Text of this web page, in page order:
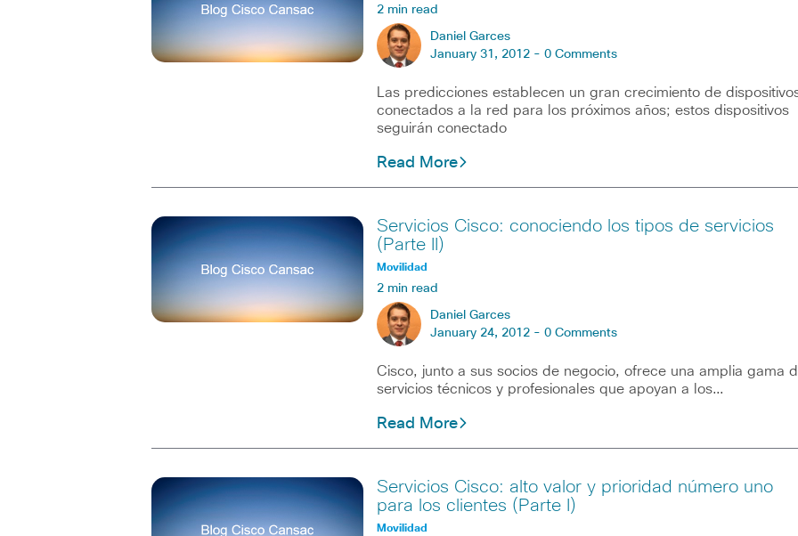
2 min read
Daniel Garces
January 31, 2012 - 0 Comments
Las predicciones establecen un gran crecimiento de
conectados a la red para los próximos años; estos dispositivos
seguirán conectado
Read More
Servicios Cisco: conociendo los tipos de servicios
(Parte II)
Movilidad
2 min read
Daniel Garces
January 24, 2012 - 0 Comments
Cisco, junto a sus socios de negocio, ofrece una amplia gama
servicios técnicos y profesionales que apoyan a los…
Read More
Servicios Cisco: alto valor y prioridad número uno
para los clientes (Parte I)
Movilidad